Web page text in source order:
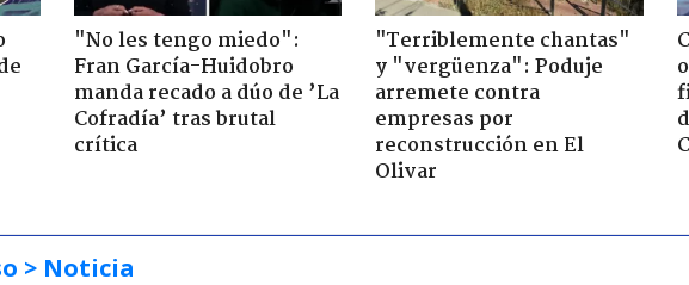
"No les tengo miedo":
Fran García-Huidobro
manda recado a dúo de ’La
Cofradía’ tras brutal
crítica
"Terriblemente chantas"
y "vergüenza": Poduje
arremete contra
empresas por
reconstrucción en El
Olivar
> Noticia